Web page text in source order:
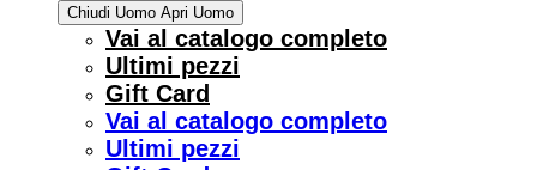
Chiudi Uomo Apri Uomo
Vai al catalogo completo
Ultimi pezzi
Gift Card
Vai al catalogo completo
Ultimi pezzi